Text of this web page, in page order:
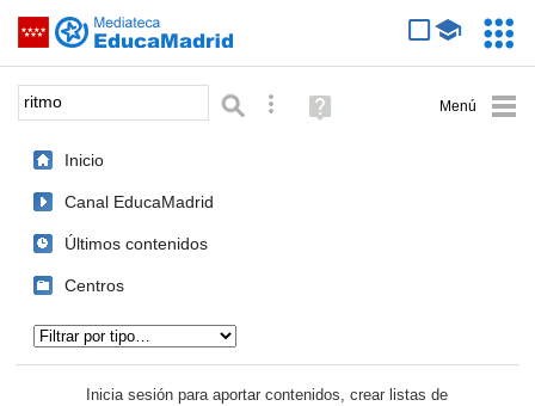
Saltar navegación
Palabra o frase: Búsqueda avanzada
Ayuda
(en
Inicio
Canal EducaMadrid
Últimos contenidos
Centros
Inicia sesión para aportar contenidos, crear listas de